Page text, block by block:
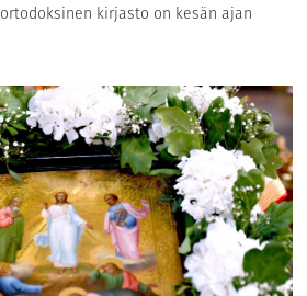
kirjasto on kesän ajan